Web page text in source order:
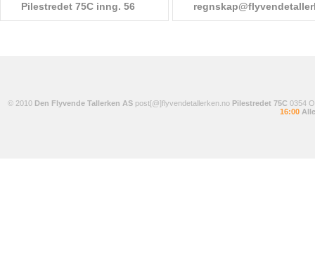
Pilestredet 75C inng. 56
© 2010 Den Flyvende Tallerken ASpost[@]flyvendetallerken.no Pilestredet 75C 0354
16:00